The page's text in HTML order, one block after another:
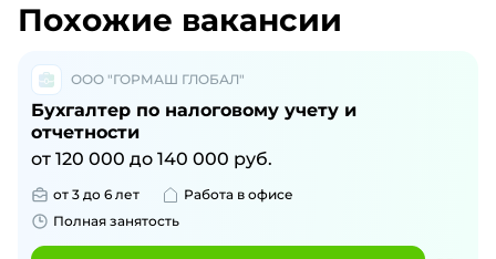
Похожие вакансии
ООО "ГОРМАШ ГЛОБАЛ"
Бухгалтер по налоговому учету и
отчетности
от 120 000 до 140 000 руб.
от 3 до 6 лет
Работа в офисе
Полная занятость